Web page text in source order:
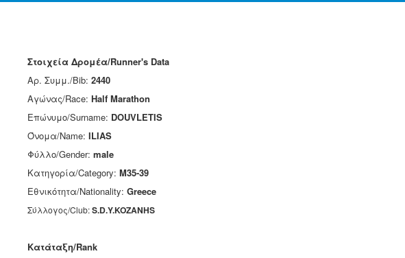
Στοιχεία Δρομέα/Runner's Data
Αρ. Συμμ./Bib: 2440
Αγώνας/Race: Half Marathon
Επώνυμο/Surname: DOUVLETIS
Όνομα/Name: ILIAS
Φύλλο/Gender: male
Κατηγορία/Category: M35-39
Εθνικότητα/Nationality: Greece
Σύλλογος/Club:S.D.Y.KOZANHS
Κατάταξη/Rank